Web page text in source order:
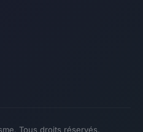
Tous droits réservés.